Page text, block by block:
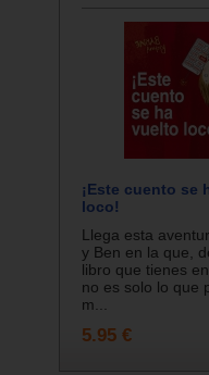
¡Este cuento se
loco!
Llega esta
y Ben en la que,
libro que tienes
no es solo lo que
m...
5.95 €